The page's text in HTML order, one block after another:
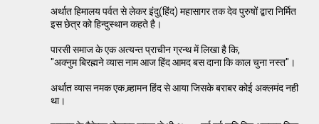
अर्थात हिमालय पर्वत से लेकर इंदु(हिंद) महासागर तक देव पुरुषों द्बारा निर्मित
इस छेत्र को हिन्दुस्थान कहते है।
पारसी समाज के एक अत्यन्त प्राचीन ग्रन्थ में लिखा है कि,
"अक्नुम बिरह्मने व्यास नाम आज हिंद आमद बस दाना कि काल चुना नस्त"।
अर्थात व्यास नमक एक ब्र्हामन हिंद से आया जिसके बराबर कोई अक्लमंद नही
था।